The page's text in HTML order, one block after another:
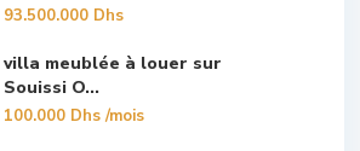
93.500.000 Dhs
villa meublée à louer sur
Souissi O...
100.000 Dhs/mois